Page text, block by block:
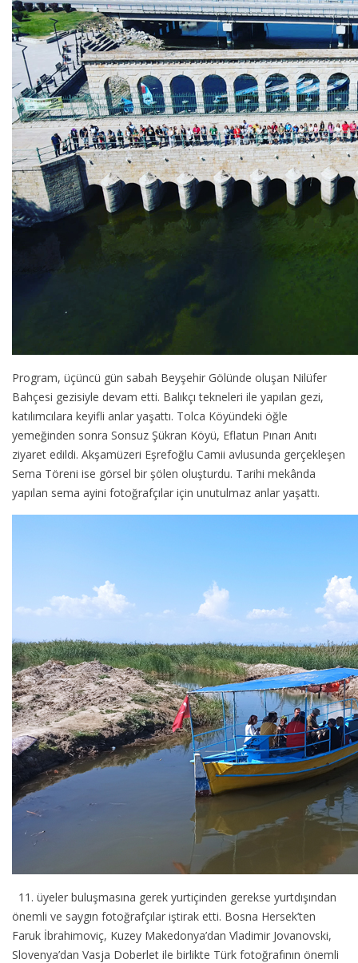
Program, üçüncü gün sabah Beyşehir Gölünde oluşan Nilüfer
Bahçesi gezisiyle devam etti. Balıkçı tekneleri ile yapılan gezi,
katılımcılara keyifli anlar yaşattı. Tolca Köyündeki öğle
yemeğinden sonra Sonsuz Şükran Köyü, Eflatun Pınarı Anıtı
ziyaret edildi. Akşamüzeri Eşrefoğlu Camii avlusunda gerçekleşen
Sema Töreni ise görsel bir şölen oluşturdu. Tarihi mekânda
yapılan sema ayini fotoğrafçılar için unutulmaz anlar yaşattı.
11. üyeler buluşmasına gerek yurtiçinden gerekse yurtdışından
önemli ve saygın fotoğrafçılar iştirak etti. Bosna Hersek’ten
Faruk İbrahimoviç, Kuzey Makedonya’dan Vladimir Jovanovski,
Slovenya’dan Vasja Doberlet ile birlikte Türk fotoğrafının önemli